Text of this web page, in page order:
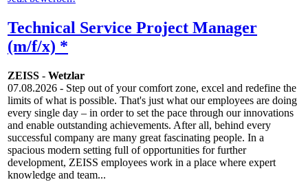
Technical Service Project Manager
(m/f/x) *
ZEISS - Wetzlar
07.08.2026 - Step out of your comfort zone, excel and redefine the
limits of what is possible. That's just what our employees are doing
every single day – in order to set the pace through our innovations
and enable outstanding achievements. After all, behind every
successful company are many great fascinating people. In a
spacious modern setting full of opportunities for further
development, ZEISS employees work in a place where expert
knowledge and team...